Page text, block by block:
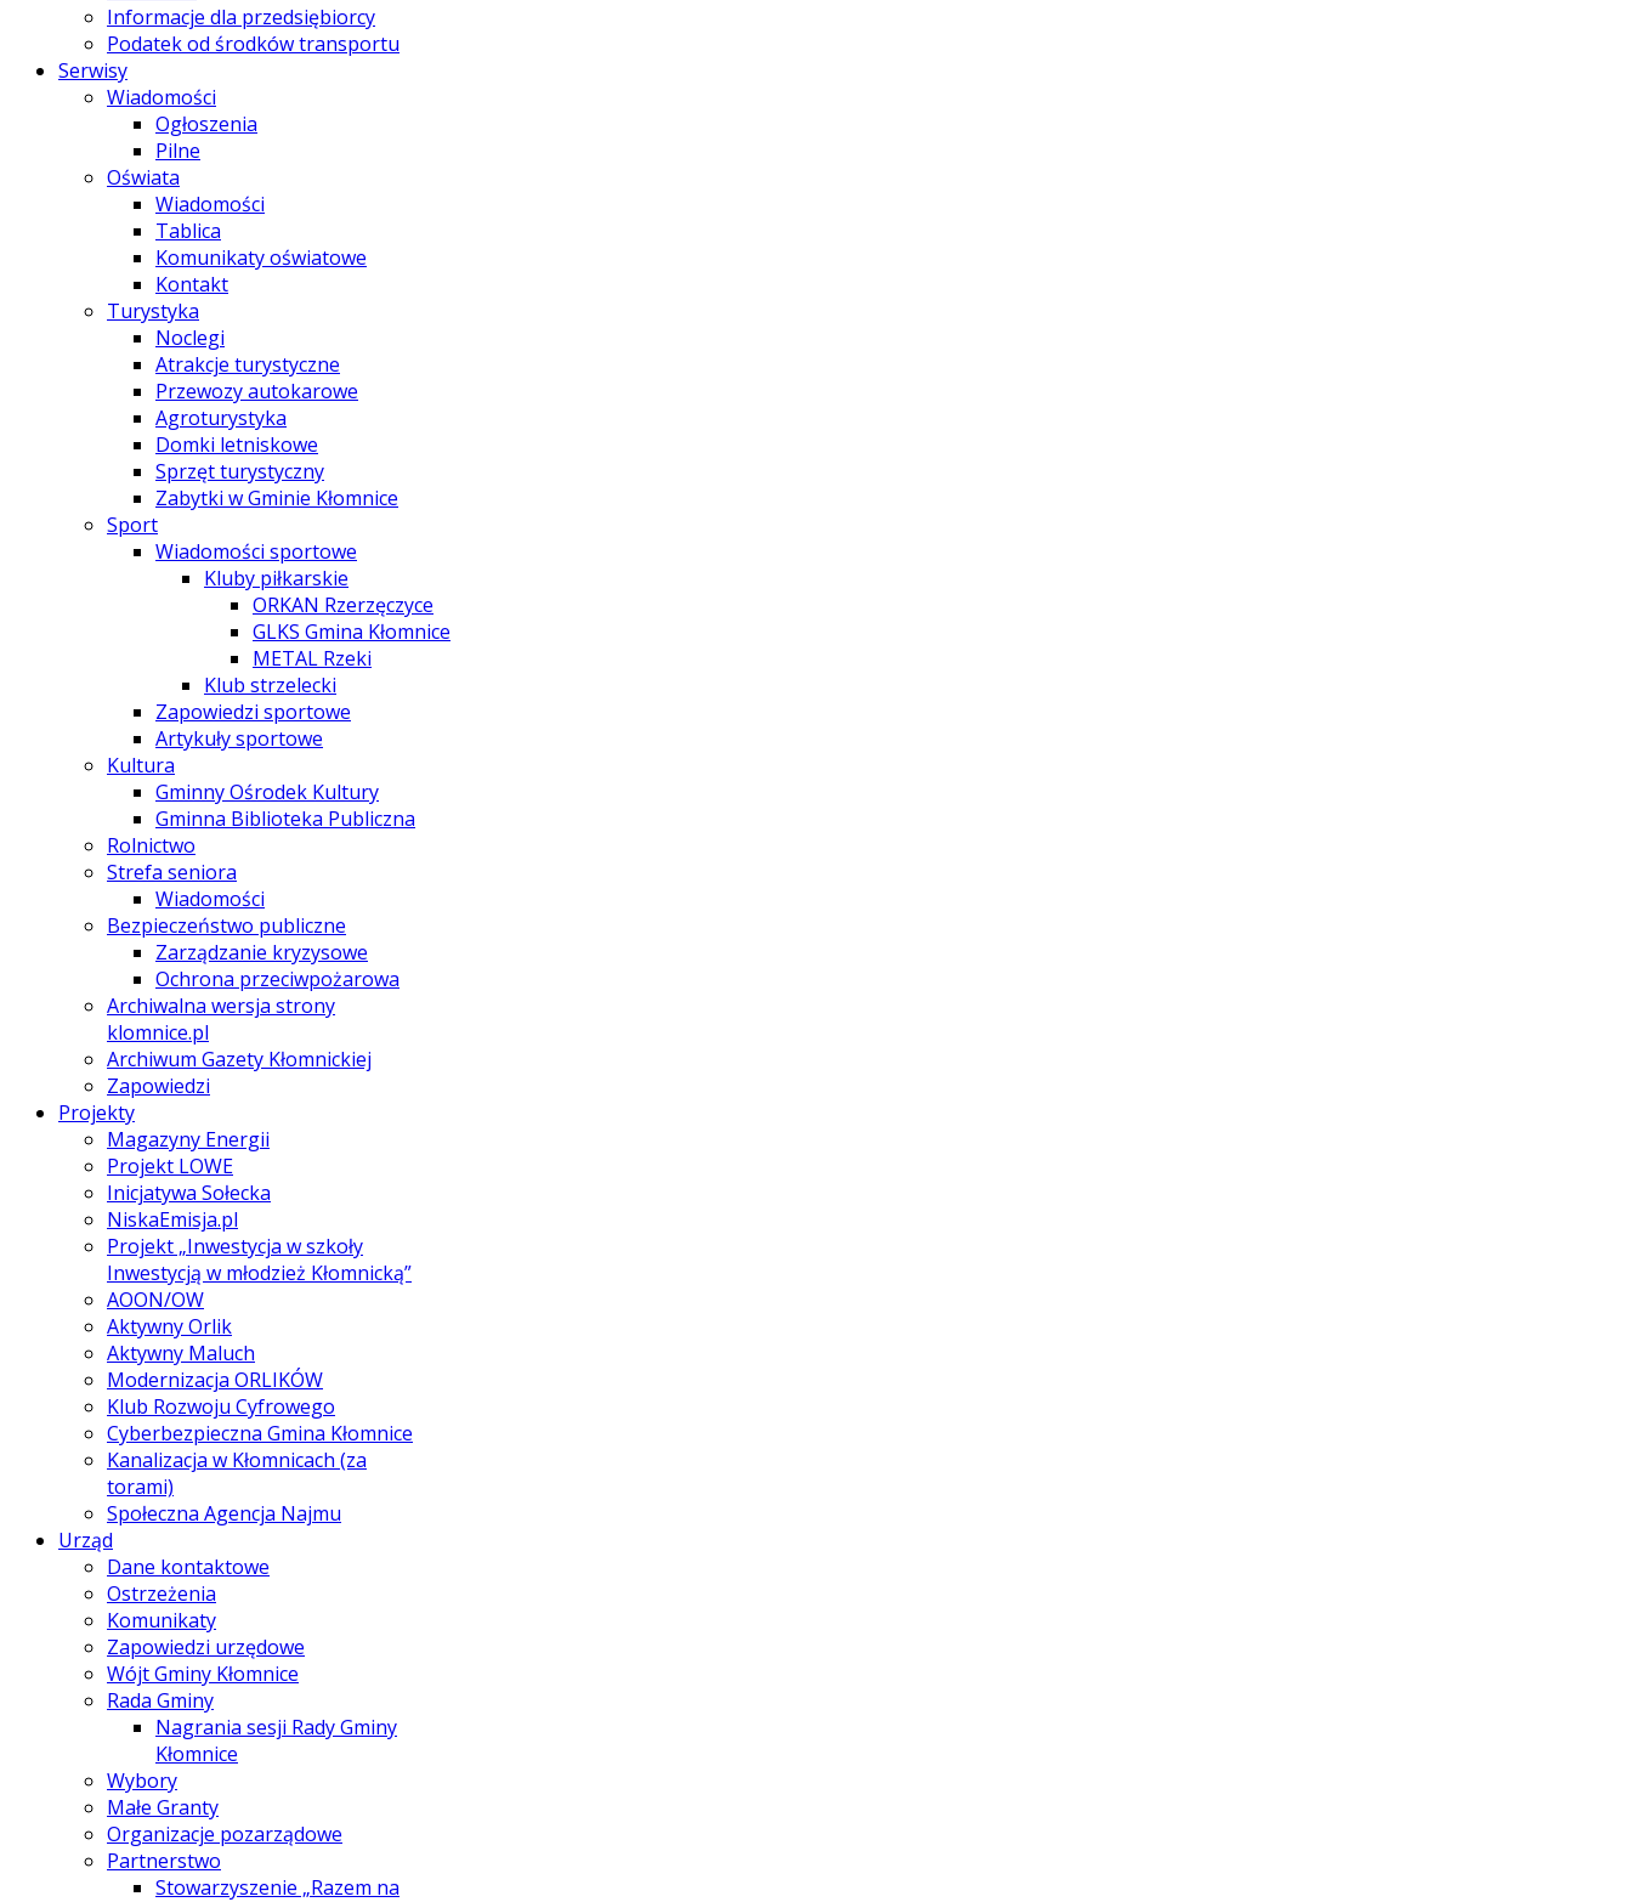
Informacje dla przedsiębiorcy
Podatek od środków transportu
Serwisy
Wiadomości
Ogłoszenia
Pilne
Oświata
Wiadomości
Tablica
Komunikaty oświatowe
Kontakt
Turystyka
Noclegi
Atrakcje turystyczne
Przewozy autokarowe
Agroturystyka
Domki letniskowe
Sprzęt turystyczny
Zabytki w Gminie Kłomnice
Sport
Wiadomości sportowe
Kluby piłkarskie
ORKAN Rzerzęczyce
GLKS Gmina Kłomnice
METAL Rzeki
Klub strzelecki
Zapowiedzi sportowe
Artykuły sportowe
Kultura
Gminny Ośrodek Kultury
Gminna Biblioteka Publiczna
Rolnictwo
Strefa seniora
Wiadomości
Bezpieczeństwo publiczne
Zarządzanie kryzysowe
Ochrona przeciwpożarowa
Archiwalna wersja strony
klomnice.pl
Archiwum Gazety Kłomnickiej
Zapowiedzi
Projekty
Magazyny Energii
Projekt LOWE
Inicjatywa Sołecka
NiskaEmisja.pl
Projekt „Inwestycja w szkoły
Inwestycją w młodzież Kłomnicką”
AOON/OW
Aktywny Orlik
Aktywny Maluch
Modernizacja ORLIKÓW
Klub Rozwoju Cyfrowego
Cyberbezpieczna Gmina Kłomnice
Kanalizacja w Kłomnicach (za
torami)
Społeczna Agencja Najmu
Urząd
Dane kontaktowe
Ostrzeżenia
Komunikaty
Zapowiedzi urzędowe
Wójt Gminy Kłomnice
Rada Gminy
Nagrania sesji Rady Gminy
Kłomnice
Wybory
Małe Granty
Organizacje pozarządowe
Partnerstwo
Stowarzyszenie „Razem na